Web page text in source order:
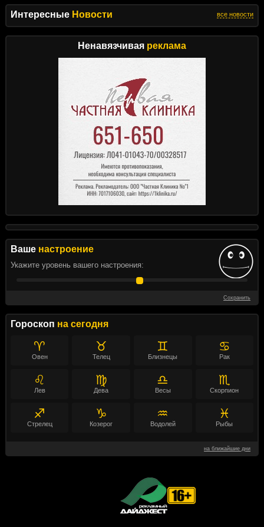
Интересные Новости все новости
Ненавязчивая реклама
Ваше настроение
Укажите уровень вашего настроения:
Сохранить
Гороскоп на сегодня
♈
Овен
♉
Телец
♊
Близнецы
♋
Рак
♌
Лев
♍
Дева
♎
Весы
♏
Скорпион
♐
Стрелец
♑
Козерог
♒
Водолей
♓
Рыбы
на ближайшие дни